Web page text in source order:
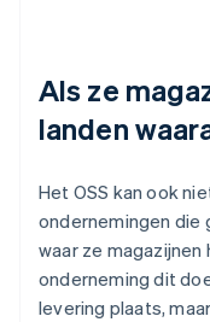
Als ze
landen
Het OSS kan ook
ondernemingen die
waar ze magazijnen
onderneming dit
levering plaats,